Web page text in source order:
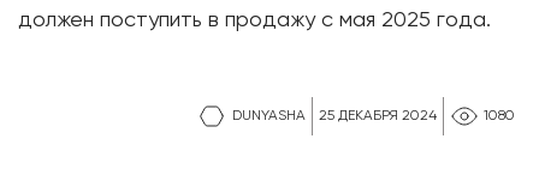
DUNYASHA 25 ДЕКАБРЯ 2024 1080
должен поступить в продажу с мая 2025 года.